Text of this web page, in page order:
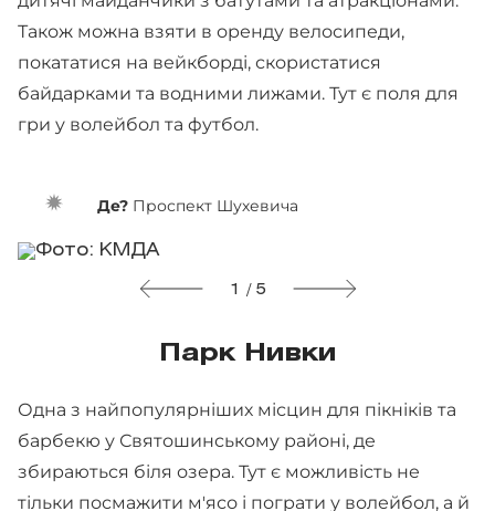
Також можна взяти в оренду велосипеди,
покататися на вейкборді, скористатися
байдарками та водними лижами. Тут є поля для
гри у волейбол та футбол.
Де? Проспект Шухевича
1 / 5
Парк Нивки
Одна з найпопулярніших місцин для пікніків та
барбекю у Святошинському районі, де
збираються біля озера. Тут є можливість не
тільки посмажити м'ясо і пограти у волейбол, а й